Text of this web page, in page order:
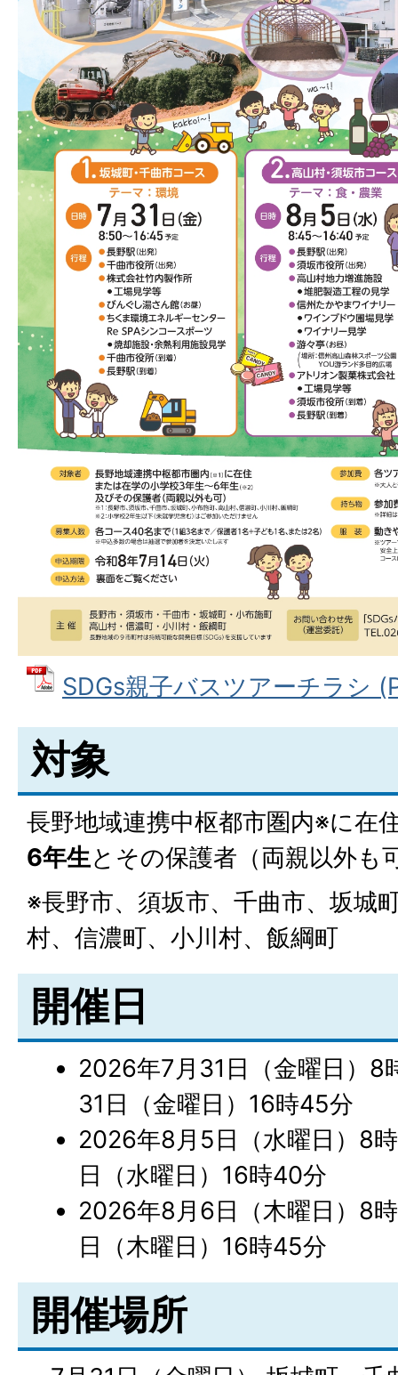
SDGs親子バスツアーチラシ
対象
長野地域連携中枢都市圏内※に在
6年生とその保護者（両親以外も
※長野市、須坂市、千曲市、坂城
村、信濃町、小川村、飯綱町
開催日
2026年7月31日（金曜日）
31日（金曜日）16時45分
2026年8月5日（水曜日）8
日（水曜日）16時40分
2026年8月6日（木曜日）8
日（木曜日）16時45分
開催場所